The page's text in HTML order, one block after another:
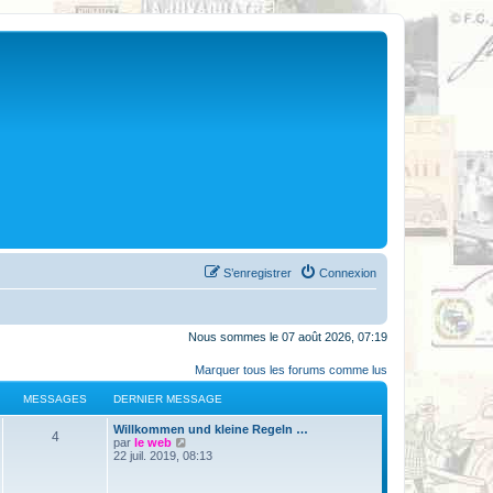
Connexion
S’enregistrer
Nous sommes le 07 août 2026, 07:19
Marquer tous les forums comme lus
MESSAGES DERNIER MESSAGE
4
Willkommen und kleine Regeln …
par le web
o
22 juil. 2019, 08:13